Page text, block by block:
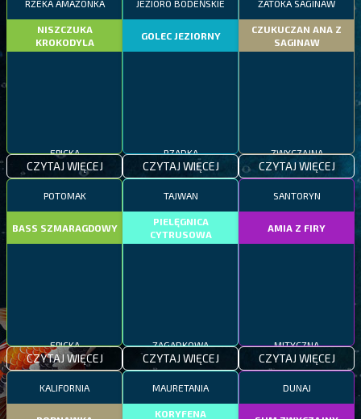
RZEKA AMAZONKA
NISZCZUKA
KROKODYLA
CZYTAJ WIĘCEJ
JEZIORO BODEŃSKIE
GOLEC JEZIORNY
CZYTAJ WIĘCEJ
ZATOKA SAGINAW
CZUKUCZAN ANA Z
SAGINAW
CZYTAJ WIĘCEJ
POTOMAK
BASS SZMARAGDOWY
CZYTAJ WIĘCEJ
TAJWAN
PIELĘGNICA
CYTRUSOWA
CZYTAJ WIĘCEJ
SANTORYN
AMIA Z FIRY
CZYTAJ WIĘCEJ
KALIFORNIA MAURETANIA
KORYFENA
DUNAJ